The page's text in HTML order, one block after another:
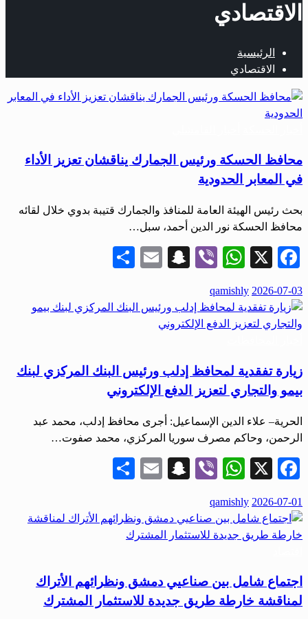
الاقتصادي
الرئيسية
الاقتصادي
محافظ الحسكة ورئيس الجمارك يناقشان تعزيز الأداء
في المعابر الحدودية
بحث رئيس الهيئة العامة للمنافذ والجمارك قتيبة بدوي خلال لقائه
محافظ الحسكة نور ‌‏الدين أحمد، سبل…
Facebook
X
WhatsApp
Viber
Snapchat
Email
نُشر
في
2026-07-03
qamishly
زيارة تفقدية لمحافظ إدلب ورئيس البنك المركزي لبنك
بيمو والتجاري لتعزيز الدفع الإلكتروني
الحرية– علاء الدين الإسماعيل: أجرى محافظ إدلب، محمد عبد
الرحمن، وحاكم مصرف سوريا المركزي، محمد صفوت…
Facebook
X
WhatsApp
Viber
Snapchat
Email
نُشر
في
2026-07-01
qamishly
اجتماع شامل بين صناعيي دمشق ونظرائهم الأتراك
لمناقشة خارطة طريق جديدة للاستثمار المشترك